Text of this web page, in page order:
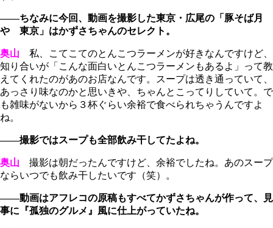
――ちなみに今回、動画を撮影した東京・広尾の「豚そば月
や 東京」はかずさちゃんのセレクト。
奥山 私、こてこてのとんこつラーメンが好きなんですけど、
知り合いが「こんな面白いとんこつラーメンもあるよ」って教
えてくれたのがあのお店なんです。スープは透き通っていて、
あっさり味なのかと思いきや、ちゃんとこってりしていて。で
も雑味がないから３杯ぐらい余裕で食べられちゃうんですよ
ね。
――撮影ではスープも全部飲み干してたよね。
奥山 撮影は朝だったんですけど、余裕でしたね。あのスープ
ならいつでも飲み干したいです（笑）。
――動画はアフレコの原稿もすべてかずさちゃんが作って、見
事に『孤独のグルメ』風に仕上がっていたね。